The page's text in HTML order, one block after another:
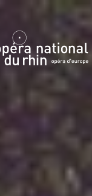
Strasbourg
Août 2026
mardi 18 août 2026